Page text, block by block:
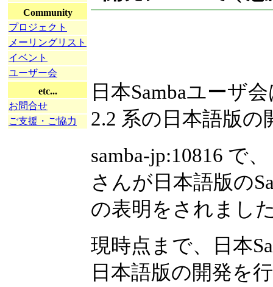
Community
プロジェクト
メーリングリスト
イベント
ユーザー会
etc...
お問合せ
ご支援・ご協力
日本Sambaユーザ
2.2 系の日本語版
samba-jp:10816 で
さんが日本語版の
の表明をされまし
現時点まで、日本
日本語版の開発を